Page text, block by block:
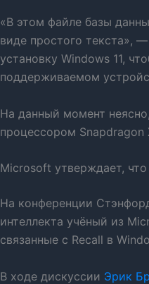
«В этом файле базы
виде простого текста», —
установку Windows 11,
поддерживаемом
На данный момент
процессором Snapdragon
Microsoft утверждает, что
На конференции
интеллекта учёный из
связанные с Recall в
В ходе дискуссии Эрик